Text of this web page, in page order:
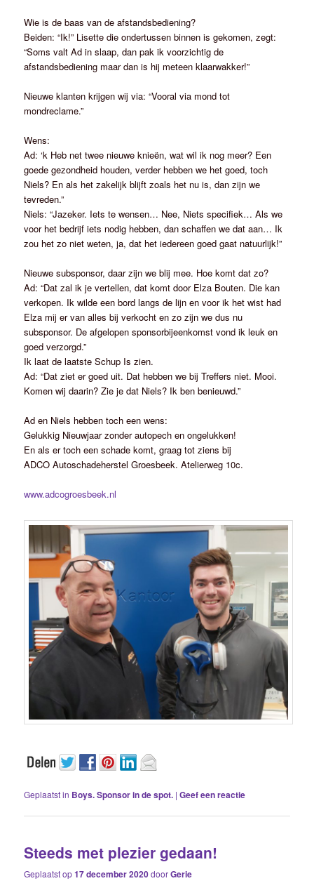
Wie is de baas van de afstandsbediening?
Beiden: “Ik!” Lisette die ondertussen binnen is gekomen, zegt:
“Soms valt Ad in slaap, dan pak ik voorzichtig de
afstandsbediening maar dan is hij meteen klaarwakker!”
Nieuwe klanten krijgen wij via: “Vooral via mond tot
mondreclame.”
Wens:
Ad: ‘k Heb net twee nieuwe knieën, wat wil ik nog meer? Een
goede gezondheid houden, verder hebben we het goed, toch
Niels? En als het zakelijk blijft zoals het nu is, dan zijn we
tevreden.”
Niels: “Jazeker. Iets te wensen… Nee, Niets specifiek… Als we
voor het bedrijf iets nodig hebben, dan schaffen we dat aan… Ik
zou het zo niet weten, ja, dat het iedereen goed gaat natuurlijk!”
Nieuwe subsponsor, daar zijn we blij mee. Hoe komt dat zo?
Ad: “Dat zal ik je vertellen, dat komt door Elza Bouten. Die kan
verkopen. Ik wilde een bord langs de lijn en voor ik het wist had
Elza mij er van alles bij verkocht en zo zijn we dus nu
subsponsor. De afgelopen sponsorbijeenkomst vond ik leuk en
goed verzorgd.”
Ik laat de laatste Schup Is zien.
Ad: “Dat ziet er goed uit. Dat hebben we bij Treffers niet. Mooi.
Komen wij daarin? Zie je dat Niels? Ik ben benieuwd.”
Ad en Niels hebben toch een wens:
Gelukkig Nieuwjaar zonder autopech en ongelukken!
En als er toch een schade komt, graag tot ziens bij
ADCO Autoschadeherstel Groesbeek. Atelierweg 10c.
www.adcogroesbeek.nl
Geplaatst in Boys. Sponsor in de spot. |Geef een reactie
Steeds met plezier gedaan!
Geplaatst op17 december 2020doorGerie